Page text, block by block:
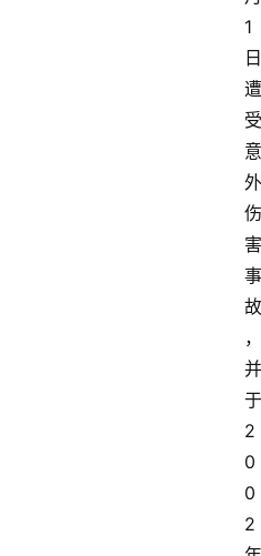
1
日
遭
受
意
外
伤
害
事
故
，
并
于
2
0
0
2